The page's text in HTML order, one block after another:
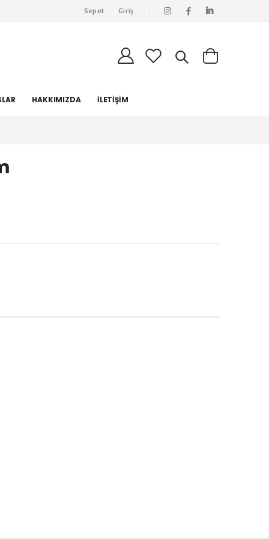
Sepet Giriş
HAKKIMIZDA İLETİŞİM